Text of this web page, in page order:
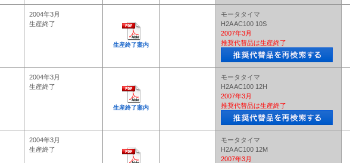
2004年3月
生産終了
生産終了案内
モータタイマ
H2A AC100 10S
2007年3月
推奨代替品は生産終了
2004年3月
生産終了
生産終了案内
モータタイマ
H2A AC100 12H
2007年3月
推奨代替品は生産終了
2004年3月
生産終了
モータタイマ
H2A AC100 12M
2007年3月